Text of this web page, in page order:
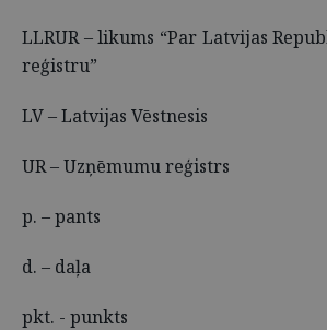
LLRUR – likums “Par Latvijas
reģistru”
LV – Latvijas Vēstnesis
UR – Uzņēmumu reģistrs
p. – pants
d. – daļa
pkt. - punkts